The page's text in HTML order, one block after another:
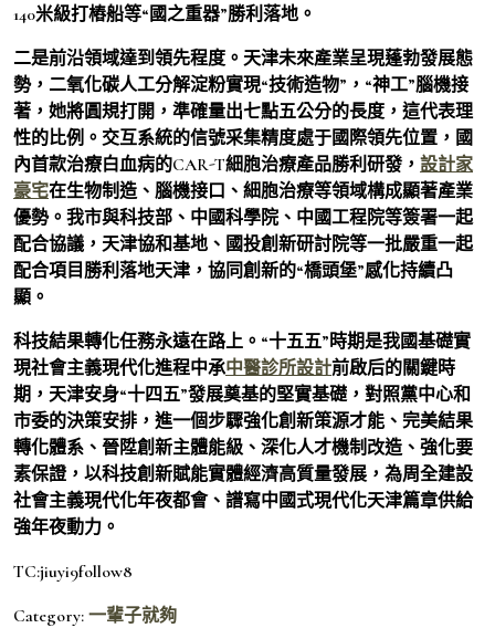
140米級打樁船等“國之重器”勝利落地。
二是前沿領域達到領先程度。天津未來產業呈現蓬勃發展態
勢，二氧化碳人工分解淀粉實現“技術造物”，“神工”腦機接
著，她將圓規打開，準確量出七點五公分的長度，這代表理
性的比例。交互系統的信號采集精度處于國際領先位置，國
內首款治療白血病的CAR-T細胞治療產品勝利研發， 設計家
豪宅在生物制造、腦機接口、細胞治療等領域構成顯著產業
優勢。我市與科技部、中國科學院、中國工程院等簽署一起
配合協議，天津協和基地、國投創新研討院等一批嚴重一起
配合項目勝利落地天津，協同創新的“橋頭堡”感化持續凸
顯。
科技結果轉化任務永遠在路上。“十五五”時期是我國基礎實
現社會主義現代化進程中承中醫診所設計前啟后的關鍵時
期，天津安身“十四五”發展奠基的堅實基礎，對照黨中心和
市委的決策安排，進一個步驟強化創新策源才能、完美結果
轉化體系、晉陞創新主體能級、深化人才機制改造、強化要
素保證，以科技創新賦能實體經濟高質量發展，為周全建設
社會主義現代化年夜都會、譜寫中國式現代化天津篇章供給
強年夜動力。
TC:jiuyi9follow8
Category: 一輩子就夠